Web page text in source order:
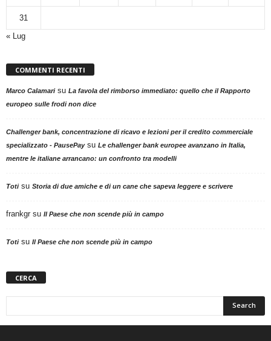
31
« Lug
COMMENTI RECENTI
Marco Calamarisu La favola del rimborso immediato: quello che il Rapporto
europeo sulle frodi non dice
Challenger bank, concentrazione di ricavo e lezioni per il credito commerciale
specializzato - PausePaysu Le challenger bank europee avanzano in Italia,
mentre le italiane arrancano: un confronto tra modelli
Totisu Storia di due amiche e di un cane che sapeva leggere e scrivere
frankgr su Il Paese che non scende più in campo
Totisu Il Paese che non scende più in campo
CERCA